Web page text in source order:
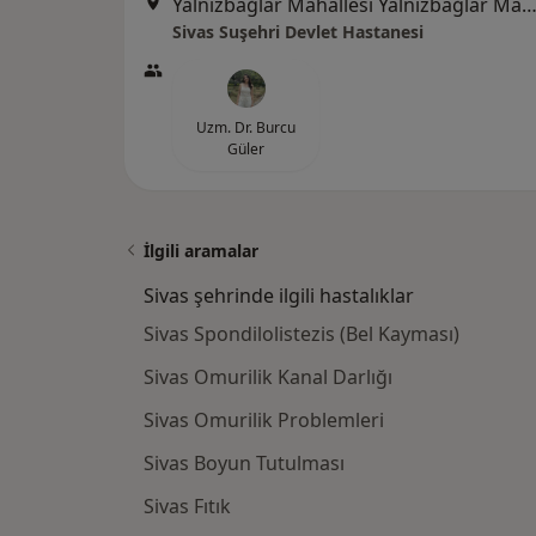
Sivas Suşehri Devlet Hastanesi
Uzm. Dr. Burcu
Güler
İlgili aramalar
Sivas şehrinde ilgili hastalıklar
Sivas Spondilolistezis (Bel Kayması)
Sivas Omurilik Kanal Darlığı
Sivas Omurilik Problemleri
Sivas Boyun Tutulması
Sivas Fıtık